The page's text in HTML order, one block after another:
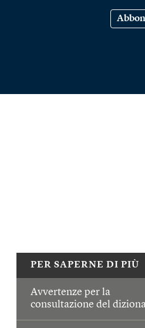
PER SAPERNE DI PIÙ
Avvertenze per la
consultazione del